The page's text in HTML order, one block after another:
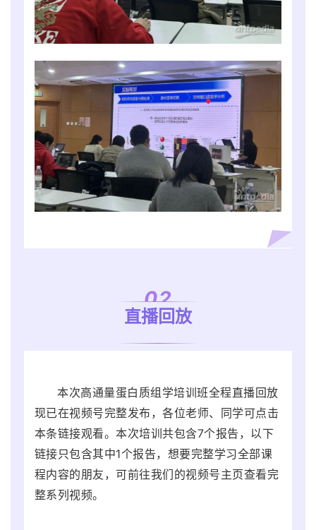
02
直播回放
本次高通量蛋白质组学培训班全程直播回放
现已在视频号完整发布，各位老师、同学可点击
本条链接观看。本次培训共包含7个报告，以下
链接只包含其中1个报告，想要完整学习全部课
程内容的朋友，可前往我们的视频号主页查看完
整系列视频。